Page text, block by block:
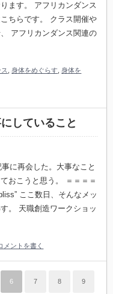
ます。 アフリカンダンス
ちらです。 クラス開催や
アフリカンダンス関連の
,身体をめぐらす ,身体を
していること
に再会した。大事なこと
おこうと思う。 ＝＝＝＝
ここ数日、そんなメッ
。 天職創造ワークショッ
メントを書く
6 7 8 9